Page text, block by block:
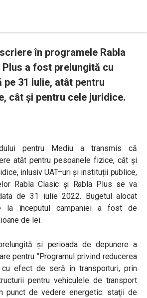
în programele Rabla
Plus a fost prelungită cu
pe 31 iulie, atât pentru
cât și pentru cele juridice.
pentru Mediu a transmis că
atât pentru pesoanele fizice, cât și
inlusiv UAT–uri și instituții publice,
Rabla Clasic și Rabla Plus se va
de 31 iulie 2022. Bugetul alocat
la începutul campaniei a fost de
de lei.
și perioada de depunere a
pentru “Programul privind reducerea
efect de seră în transporturi, prin
pentru vehiculele de transport
punct de vedere energetic: staţii de